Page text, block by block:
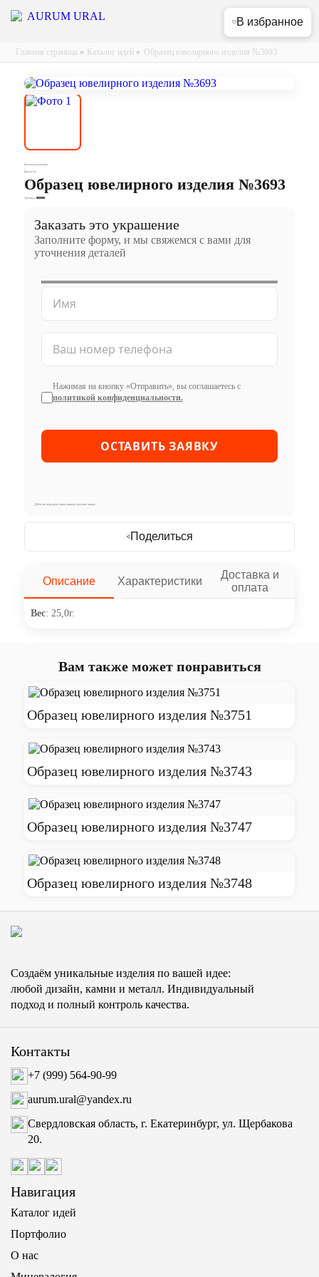
Главная страница» Каталог идей » Образец ювелирного изделия №3693
Базовая коллекция
,
Браслеты
Образец ювелирного изделия №3693
Артикул: 500030
Заказать это украшение
Заполните форму, и мы свяжемся с вами для
уточнения деталей
Нажимая на кнопку «Отправить», вы соглашаетесь с
политикой конфиденциальности.
Мы не передаём ваши данные третьим лицам
В избранное
Поделиться
Описание Характеристики
Доставка и
оплата
Вес: 25,0г.
Вам также может понравиться
Образец ювелирного изделия №3751
Образец ювелирного изделия №3743
Образец ювелирного изделия №3747
Образец ювелирного изделия №3748
Создаём уникальные изделия по вашей идее:
любой дизайн, камни и металл. Индивидуальный
подход и полный контроль качества.
Контакты
+7 (999) 564-90-99
aurum.ural@yandex.ru
Свердловская область, г. Екатеринбург, ул. Щербакова
20.
Навигация
Каталог идей
Портфолио
О нас